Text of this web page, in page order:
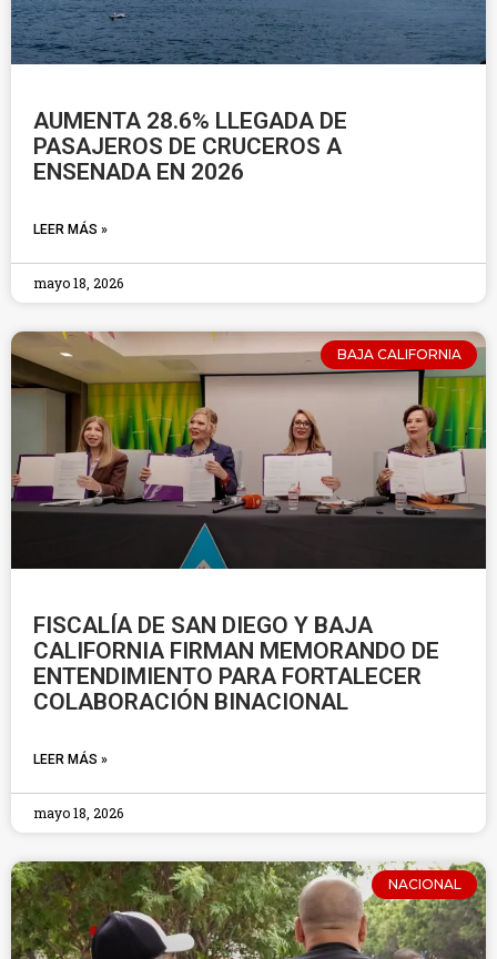
AUMENTA 28.6% LLEGADA DE
PASAJEROS DE CRUCEROS A
ENSENADA EN 2026
LEER MÁS »
mayo 18, 2026
BAJA CALIFORNIA
FISCALÍA DE SAN DIEGO Y BAJA
CALIFORNIA FIRMAN MEMORANDO DE
ENTENDIMIENTO PARA FORTALECER
COLABORACIÓN BINACIONAL
LEER MÁS »
mayo 18, 2026
NACIONAL